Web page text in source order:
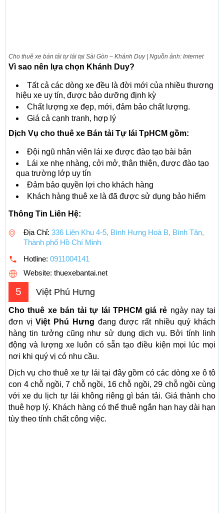
Cho thuê xe bán tải tự lái tại Sài Gòn – Khánh Duy | Nguồn ảnh: Internet
Vì sao nên lựa chọn Khánh Duy?
Tất cả các dòng xe đều là đời mới của nhiều thương
hiệu xe uy tín, được bảo dưỡng định kỳ
Chất lượng xe đẹp, mới, đảm bảo chất lượng.
Giá cả cạnh tranh, hợp lý
Dịch Vụ cho thuê xe Bán tải Tự lái TpHCM gồm:
Đội ngũ nhân viên lái xe được đào tạo bài bản
Lái xe nhẹ nhàng, cởi mở, thân thiện, được đào tạo
qua trường lớp uy tín
Đảm bảo quyền lợi cho khách hàng
Khách hàng thuê xe là đã được sử dụng bảo hiểm
Thông Tin Liên Hệ:
Địa Chỉ: 336 Liên Khu 4-5, Bình Hưng Hoà B, Bình Tân,
Thành phố Hồ Chí Minh
Hotline: 0911004141
Website: thuexebantai.net
5 Việt Phú Hưng
Cho thuê xe bán tải tự lái TPHCM giá rẻ ngày nay tại
đơn vịViệt Phú Hưng đang được rất nhiều quý khách
hàng tin tưởng cũng như sử dụng dịch vụ. Bởi tính linh
động và lượng xe luôn có sẵn tạo điều kiện mọi lúc mọi
nơi khi quý vị có nhu cầu.
Dịch vụ cho thuê xe tự lái tại đây gồm có các dòng xe ô tô
con 4 chỗ ngồi, 7 chỗ ngồi, 16 chỗ ngồi, 29 chỗ ngồi cùng
với xe du lịch tự lái không riêng gì bán tải. Giá thành cho
thuê hợp lý. Khách hàng có thể thuê ngắn hạn hay dài hạn
tùy theo tính chất công việc.